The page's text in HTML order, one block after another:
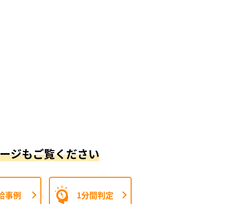
ジもご覧ください
事例 1分間判定